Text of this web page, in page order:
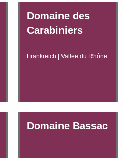
Domaine des
Carabiniers
Frankreich | Vallee du Rhône
Domaine Bassac